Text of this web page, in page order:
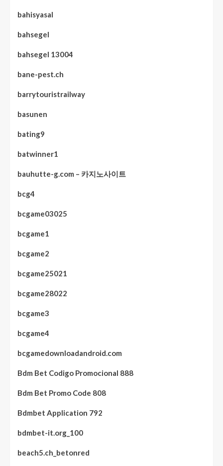
bahisyasal
bahsegel
bahsegel 13004
bane-pest.ch
barrytouristrailway
basunen
bating9
batwinner1
bauhutte-g.com – 카지노사이트
bcg4
bcgame03025
bcgame1
bcgame2
bcgame25021
bcgame28022
bcgame3
bcgame4
bcgamedownloadandroid.com
Bdm Bet Codigo Promocional 888
Bdm Bet Promo Code 808
Bdmbet Application 792
bdmbet-it.org_100
beach5.ch_betonred